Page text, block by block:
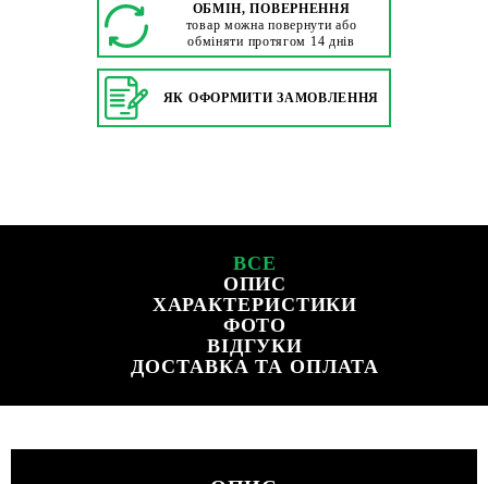
ОБМІН, ПОВЕРНЕННЯ
товар можна повернути або
обміняти протягом 14 днів
ЯК ОФОРМИТИ ЗАМОВЛЕННЯ
ВСЕ
ОПИС
ХАРАКТЕРИСТИКИ
ФОТО
ВІДГУКИ
ДОСТАВКА ТА ОПЛАТА